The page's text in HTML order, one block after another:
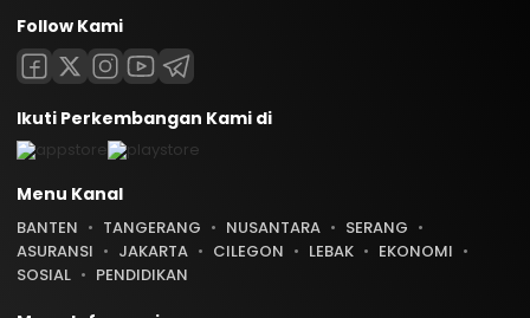
Follow Kami
Ikuti Perkembangan Kami di
Menu Kanal
BANTEN TANGERANG NUSANTARA
SERANG
ASURANSI
JAKARTA CILEGON LEBAK
EKONOMI
SOSIAL
PENDIDIKAN